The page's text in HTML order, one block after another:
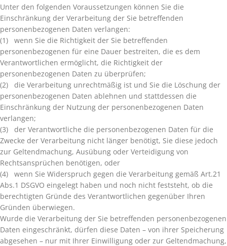
Unter den folgenden Voraussetzungen können Sie die
Einschränkung der Verarbeitung der Sie betreffenden
personenbezogenen Daten verlangen:
(1) wenn Sie die Richtigkeit der Sie betreffenden
personenbezogenen für eine Dauer bestreiten, die es dem
Verantwortlichen ermöglicht, die Richtigkeit der
personenbezogenen Daten zu überprüfen;
(2) die Verarbeitung unrechtmäßig ist und Sie die Löschung der
personenbezogenen Daten ablehnen und stattdessen die
Einschränkung der Nutzung der personenbezogenen Daten
verlangen;
(3) der Verantwortliche die personenbezogenen Daten für die
Zwecke der Verarbeitung nicht länger benötigt, Sie diese jedoch
zur Geltendmachung, Ausübung oder Verteidigung von
Rechtsansprüchen benötigen, oder
(4) wenn Sie Widerspruch gegen die Verarbeitung gemäß Art.21
Abs.1 DSGVO eingelegt haben und noch nicht feststeht, ob die
berechtigten Gründe des Verantwortlichen gegenüber Ihren
Gründen überwiegen.
Wurde die Verarbeitung der Sie betreffenden personenbezogenen
Daten eingeschränkt, dürfen diese Daten – von ihrer Speicherung
abgesehen – nur mit Ihrer Einwilligung oder zur Geltendmachung,